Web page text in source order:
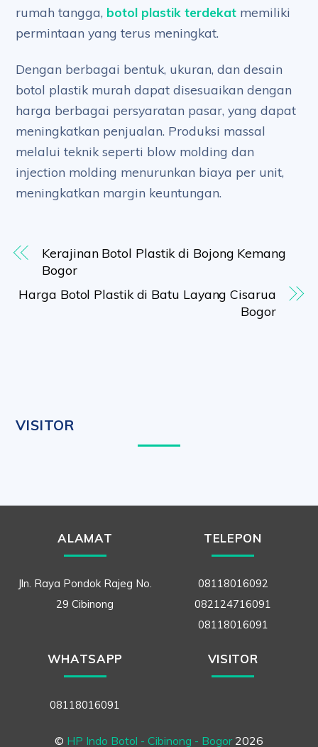
rumah tangga, botol plastik terdekat memiliki
permintaan yang terus meningkat.
Dengan berbagai bentuk, ukuran, dan desain
botol plastik murah dapat disesuaikan dengan
harga berbagai persyaratan pasar, yang dapat
meningkatkan penjualan. Produksi massal
melalui teknik seperti blow molding dan
injection molding menurunkan biaya per unit,
meningkatkan margin keuntungan.
Kerajinan Botol Plastik di Bojong Kemang
Bogor
Harga Botol Plastik di Batu Layang Cisarua
Bogor
VISITOR
ALAMAT
Jln. Raya Pondok Rajeg No.
29 Cibinong
TELEPON
08118016092
082124716091
08118016091
WHATSAPP
08118016091
VISITOR
© HP Indo Botol - Cibinong - Bogor2026